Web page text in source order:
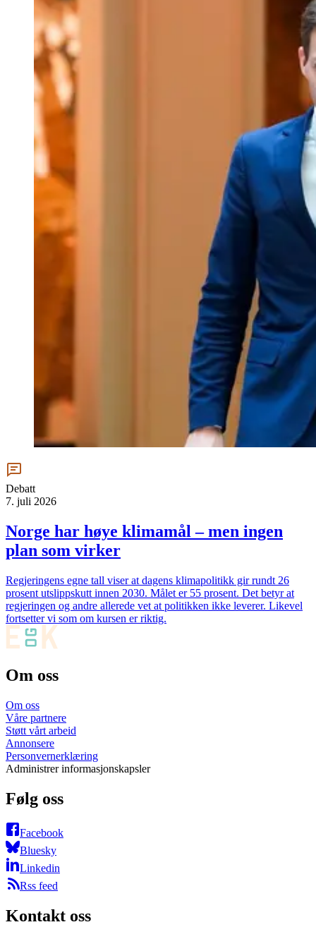
Debatt
7. juli 2026
Norge har høye klimamål – men ingen
plan som virker
Regjeringens egne tall viser at dagens klimapolitikk gir rundt 26
prosent utslippskutt innen 2030. Målet er 55 prosent. Det betyr at
regjeringen og andre allerede vet at politikken ikke leverer. Likevel
fortsetter vi som om kursen er riktig.
Om oss
Om oss
Våre partnere
Støtt vårt arbeid
Annonsere
Personvernerklæring
Administrer informasjonskapsler
Følg oss
Facebook
Bluesky
Linkedin
Rss feed
Kontakt oss